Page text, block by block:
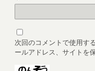
次回のコメントで使用す
ールアドレス、サイトを